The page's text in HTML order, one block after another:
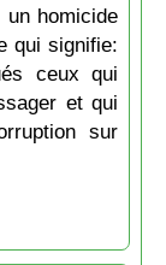
homicide
qui signifie:
ceux qui
et qui
sur